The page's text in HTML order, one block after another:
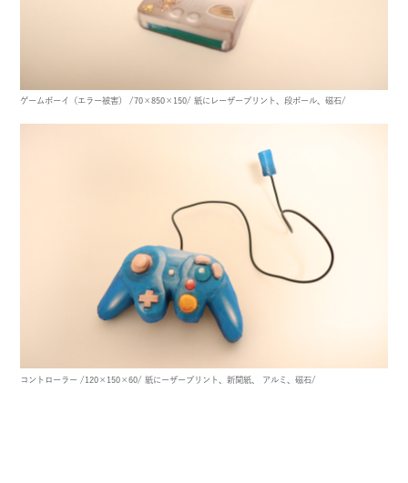
ゲームボーイ（エラー被害） /70×850×150/紙にレーザープリント、段ボール、磁石/
コントローラー /120×150×60/紙にーザープリント、新聞紙、 アルミ、磁石/